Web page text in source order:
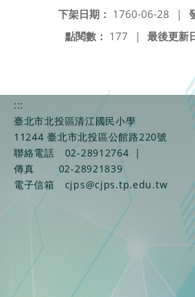
下架日期： 1760-06-28
|
最後更新
點閱數： 177 |
:::
臺北市北投區清江國民小學
11244 臺北市北投區公館路220號
聯絡電話
02-28912764
|
傳真
02-28921839
電子信箱
cjps@cjps.tp.edu.tw